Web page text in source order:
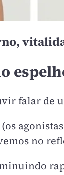
falar de
(os
no